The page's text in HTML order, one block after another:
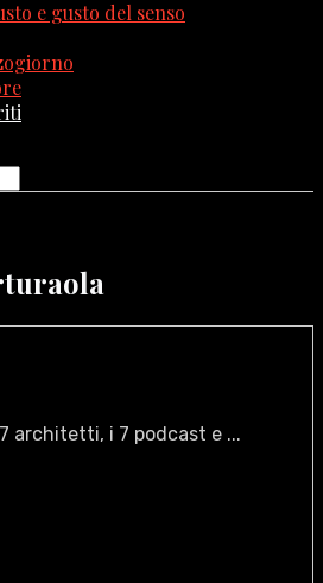
e gusto del senso
architetti, i 7 podcast e ...